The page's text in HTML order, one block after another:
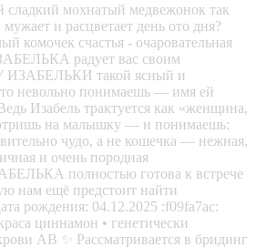
сладкий мохнатый медвежонок так
мужает и расцветает день ото дня?
комочек счастья - очаровательная
радует вас своим
ИЗАБЕЛЬКИ такой ясный и
невольно понимаешь — имя ей
Изабель трактуется как «женщина,
на малышку — и понимаешь:
чудо, а не кошечка — нежная,
и очень породная
полностью готова к встрече
нам ещё предстоит найти
рождения: 04.12.2025 :f09fa7ac:
циннамон • генетически
AB ✨ Рассматривается в бридинг